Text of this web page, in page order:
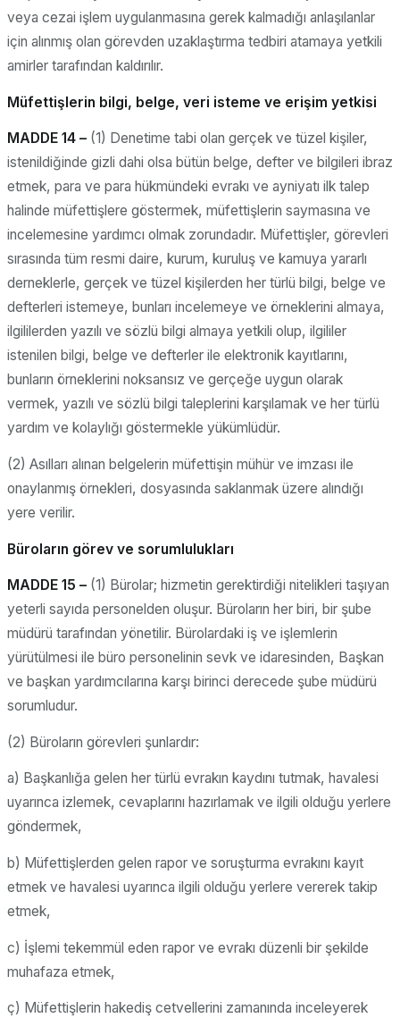
veya cezai işlem uygulanmasına gerek kalmadığı anlaşılanlar
için alınmış olan görevden uzaklaştırma tedbiri atamaya yetkili
amirler tarafından kaldırılır.
Müfettişlerin bilgi, belge, veri isteme ve erişim yetkisi
MADDE 14 – (1) Denetime tabi olan gerçek ve tüzel kişiler,
istenildiğinde gizli dahi olsa bütün belge, defter ve bilgileri ibraz
etmek, para ve para hükmündeki evrakı ve ayniyatı ilk talep
halinde müfettişlere göstermek, müfettişlerin saymasına ve
incelemesine yardımcı olmak zorundadır. Müfettişler, görevleri
sırasında tüm resmi daire, kurum, kuruluş ve kamuya yararlı
derneklerle, gerçek ve tüzel kişilerden her türlü bilgi, belge ve
defterleri istemeye, bunları incelemeye ve örneklerini almaya,
ilgililerden yazılı ve sözlü bilgi almaya yetkili olup, ilgililer
istenilen bilgi, belge ve defterler ile elektronik kayıtlarını,
bunların örneklerini noksansız ve gerçeğe uygun olarak
vermek, yazılı ve sözlü bilgi taleplerini karşılamak ve her türlü
yardım ve kolaylığı göstermekle yükümlüdür.
(2) Asılları alınan belgelerin müfettişin mühür ve imzası ile
onaylanmış örnekleri, dosyasında saklanmak üzere alındığı
yere verilir.
Büroların görev ve sorumlulukları
MADDE 15 – (1) Bürolar; hizmetin gerektirdiği nitelikleri taşıyan
yeterli sayıda personelden oluşur. Büroların her biri, bir şube
müdürü tarafından yönetilir. Bürolardaki iş ve işlemlerin
yürütülmesi ile büro personelinin sevk ve idaresinden, Başkan
ve başkan yardımcılarına karşı birinci derecede şube müdürü
sorumludur.
(2) Büroların görevleri şunlardır:
a) Başkanlığa gelen her türlü evrakın kaydını tutmak, havalesi
uyarınca izlemek, cevaplarını hazırlamak ve ilgili olduğu yerlere
göndermek,
b) Müfettişlerden gelen rapor ve soruşturma evrakını kayıt
etmek ve havalesi uyarınca ilgili olduğu yerlere vererek takip
etmek,
c) İşlemi tekemmül eden rapor ve evrakı düzenli bir şekilde
muhafaza etmek,
ç) Müfettişlerin hakediş cetvellerini zamanında inceleyerek